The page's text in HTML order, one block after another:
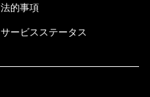
法的事項
サービスステータス